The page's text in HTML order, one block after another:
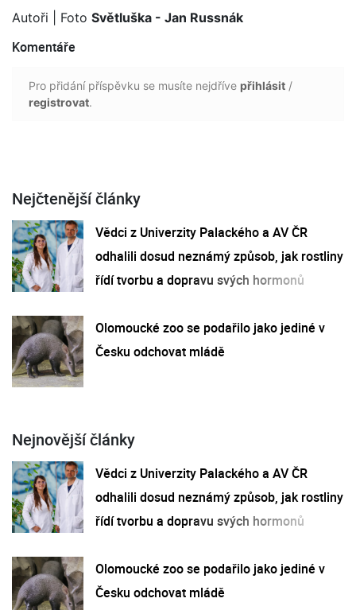
Autoři | Foto Světluška - Jan Russnák
Komentáře
Pro přidání příspěvku se musíte nejdříve přihlásit /
registrovat.
Nejčtenější články
Vědci z Univerzity Palackého a AV ČR
odhalili dosud neznámý způsob, jak rostliny
řídí tvorbu a dopravu svých hormonů
Olomoucké zoo se podařilo jako jediné v
Česku odchovat mládě
Nejnovější články
Vědci z Univerzity Palackého a AV ČR
odhalili dosud neznámý způsob, jak rostliny
řídí tvorbu a dopravu svých hormonů
Olomoucké zoo se podařilo jako jediné v
Česku odchovat mládě